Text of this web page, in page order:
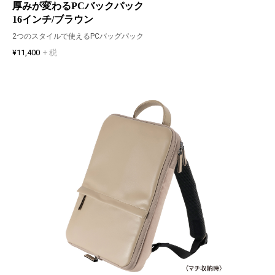
厚みが変わるPCバックパック
16インチ/ブラウン
2つのスタイルで使えるPCバッグパック
¥11,400 + 税